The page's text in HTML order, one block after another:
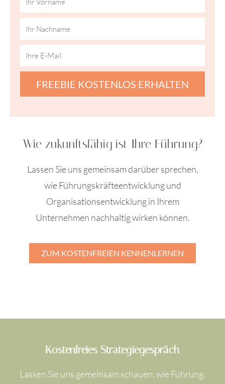
FREEBIE KOSTENLOS ERHALTEN
Wie zukunftsfähig ist Ihre Führung?
Lassen Sie uns gemeinsam darüber sprechen,
wie Führungskräfteentwicklung und
Organisationsentwicklung in Ihrem
Unternehmen nachhaltig wirken können.
ZUM KOSTENFREIEN KENNENLERNEN
Kostenfreies Strategiegespräch
Lassen Sie uns gemeinsam schauen, wie Führung,